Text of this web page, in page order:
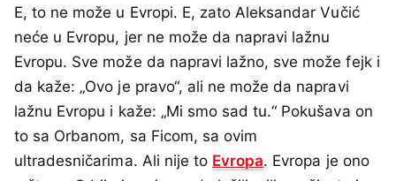
E, to ne može u Evropi. E, zato Aleksandar Vučić
neće u Evropu, jer ne može da napravi lažnu
Evropu. Sve može da napravi lažno, sve može fejk i
da kaže: „Ovo je pravo“, ali ne može da napravi
lažnu Evropu i kaže: „Mi smo sad tu.“ Pokušava on
to sa Orbanom, sa Ficom, sa ovim
ultradesničarima. Ali nije to Evropa. Evropa je ono